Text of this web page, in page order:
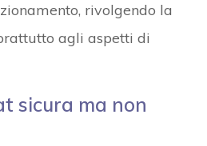
rivolgendo la
agli aspetti di
sicura ma non